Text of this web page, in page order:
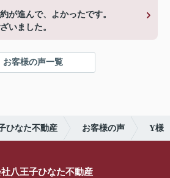
が進んで、よかったです。
いました。
お客様の声一覧
ひなた不動産 お客様の声 Y様
八王子ひなた不動産